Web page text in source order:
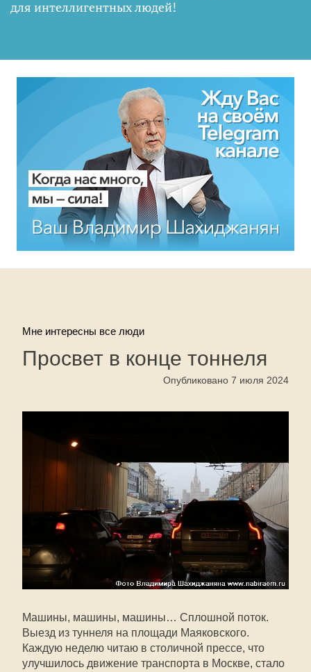
для интеллигентных людей!
Мне интересны все люди
Просвет в конце тоннеля
Опубликовано 7 июля 2024
Машины, машины, машины… Сплошной поток.
Выезд из туннеля на площади Маяковского.
Каждую неделю читаю в столичной прессе, что
улучшилось движение транспорта в Москве, стало